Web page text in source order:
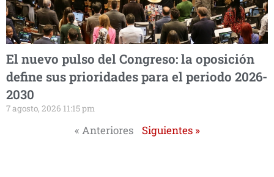
El nuevo pulso del Congreso: la oposición
define sus prioridades para el periodo 2026-
2030
7 agosto, 2026 11:15 pm
« Anteriores Siguientes »